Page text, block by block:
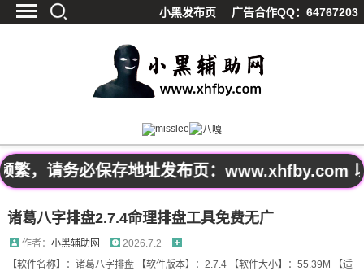
小黑发布页 广告合作QQ：64767203
精品软件
源码分享
黑料吃呱
请务必保存地址发布页：www.xhfby.com 以防
诸葛八字排盘2.7.4命理排盘工具免费无广
作者： 小黑辅助网
2026.7.2
【软件名称】：诸葛八字排盘 【软件版本】：2.7.4 【软件大小】：55.39M 【适